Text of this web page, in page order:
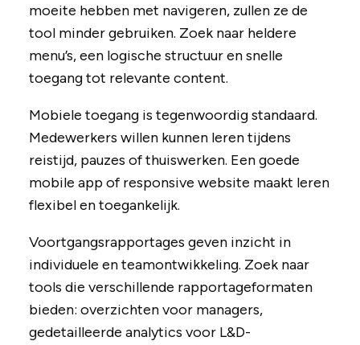
moeite hebben met navigeren, zullen ze de
tool minder gebruiken. Zoek naar heldere
menu’s, een logische structuur en snelle
toegang tot relevante content.
Mobiele toegang is tegenwoordig standaard.
Medewerkers willen kunnen leren tijdens
reistijd, pauzes of thuiswerken. Een goede
mobile app of responsive website maakt leren
flexibel en toegankelijk.
Voortgangsrapportages geven inzicht in
individuele en teamontwikkeling. Zoek naar
tools die verschillende rapportageformaten
bieden: overzichten voor managers,
gedetailleerde analytics voor L&D-